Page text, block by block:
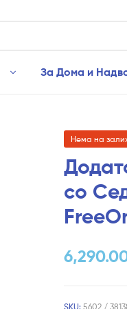
За Дома и
Нема на
со
SKU:5602 /